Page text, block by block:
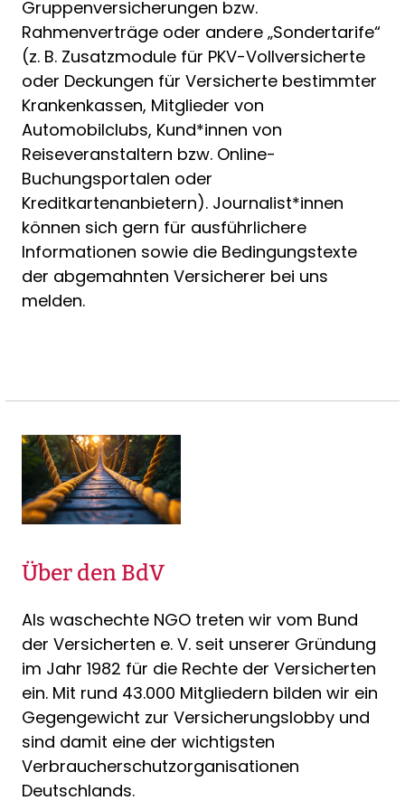
Gruppenversicherungen bzw.
Rahmenverträge oder andere „Sondertarife“
(z. B. Zusatzmodule für PKV-Vollversicherte
oder Deckungen für Versicherte bestimmter
Krankenkassen, Mitglieder von
Automobilclubs, Kund*innen von
Reiseveranstaltern bzw. Online-
Buchungsportalen oder
Kreditkartenanbietern). Journalist*innen
können sich gern für ausführlichere
Informationen sowie die Bedingungstexte
der abgemahnten Versicherer bei uns
melden.
Über den BdV
Als waschechte NGO treten wir vom Bund
der Versicherten e. V. seit unserer Gründung
im Jahr 1982 für die Rechte der Versicherten
ein. Mit rund 43.000 Mitgliedern bilden wir ein
Gegengewicht zur Versicherungslobby und
sind damit eine der wichtigsten
Verbraucherschutzorganisationen
Deutschlands.